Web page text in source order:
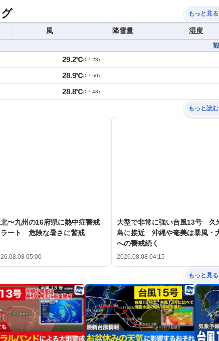
もっと見る
風 降雪量 湿度
29.2℃(07:28)
28.9℃(07:50)
28.8℃(07:48)
もっと読む
〜九州の16府県に熱中症警戒
ラート 危険な暑さに警戒
05:00
大型で非常に強い台風13号 久
島に接近 沖縄や奄美は暴風・
への警戒続く
2026.08.08 04:15
もっと見る